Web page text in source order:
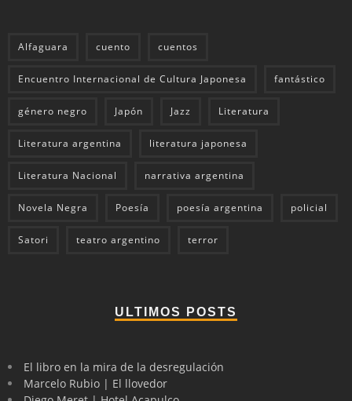
Alfaguara cuento cuentos
Encuentro Internacional de Cultura Japonesa fantástico
género negro Japón Jazz Literatura
Literatura argentina literatura japonesa
Literatura Nacional narrativa argentina
Novela Negra Poesía poesía argentina policial
Satori teatro argentino terror
ULTIMOS POSTS
El libro en la mira de la desregulación
Marcelo Rubio | El llovedor